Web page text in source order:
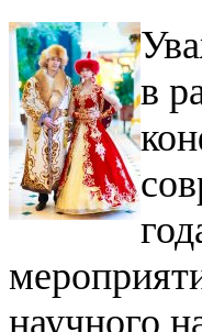
в
научного